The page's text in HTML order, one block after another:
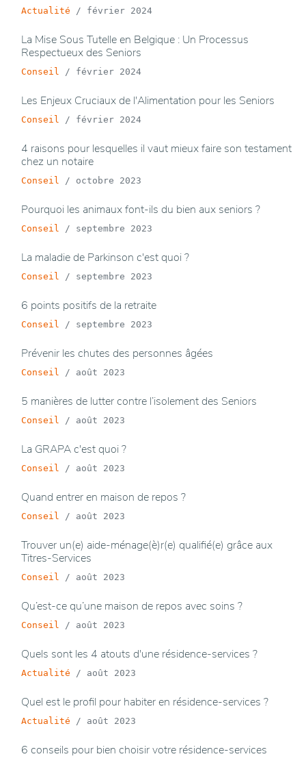
Actualité / février 2024
La Mise Sous Tutelle en Belgique : Un Processus
Respectueux des Seniors
Conseil / février 2024
Les Enjeux Cruciaux de l'Alimentation pour les Seniors
Conseil / février 2024
4 raisons pour lesquelles il vaut mieux faire son testament
chez un notaire
Conseil / octobre 2023
Pourquoi les animaux font-ils du bien aux seniors ?
Conseil / septembre 2023
La maladie de Parkinson c'est quoi ?
Conseil / septembre 2023
6 points positifs de la retraite
Conseil / septembre 2023
Prévenir les chutes des personnes âgées
Conseil / août 2023
5 manières de lutter contre l’isolement des Seniors
Conseil / août 2023
La GRAPA c'est quoi ?
Conseil / août 2023
Quand entrer en maison de repos ?
Conseil / août 2023
Trouver un(e) aide-ménage(è)r(e) qualifié(e) grâce aux
Titres-Services
Conseil / août 2023
Qu’est-ce qu’une maison de repos avec soins ?
Conseil / août 2023
Quels sont les 4 atouts d'une résidence-services ?
Actualité / août 2023
Quel est le profil pour habiter en résidence-services ?
Actualité / août 2023
6 conseils pour bien choisir votre résidence-services